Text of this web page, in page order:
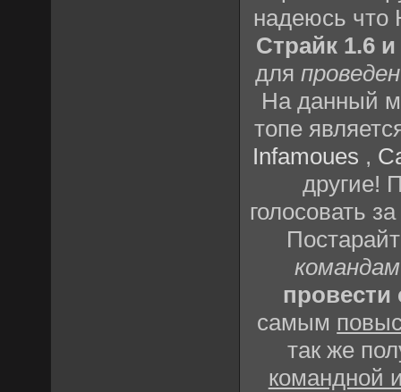
надеюсь
Страйк 1.6
для
На данный
топе
Infamoues ,
другие!
голосовать
провести
самым
так же
командной